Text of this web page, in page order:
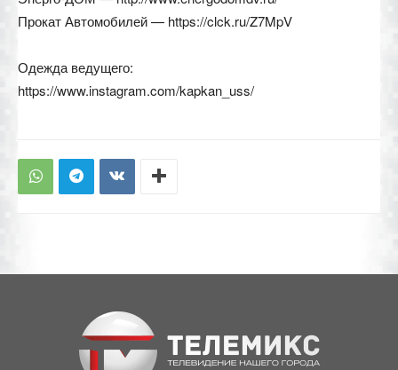
Прокат Автомобилей — https://clck.ru/Z7MpV
Одежда ведущего:
https://www.instagram.com/kapkan_uss/